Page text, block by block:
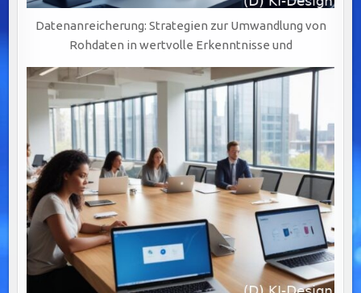
Datenanreicherung: Strategien zur Umwandlung von
Rohdaten in wertvolle Erkenntnisse und